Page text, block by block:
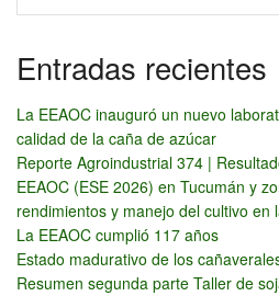
Entradas recientes
La EEAOC inauguró un nuevo
calidad de la caña de azúcar
Reporte Agroindustrial 374 |
EEAOC (ESE 2026) en Tucumán y
rendimientos y manejo del cultivo en
La EEAOC cumplió 117 años
Estado madurativo de los
Resumen segunda parte Taller de